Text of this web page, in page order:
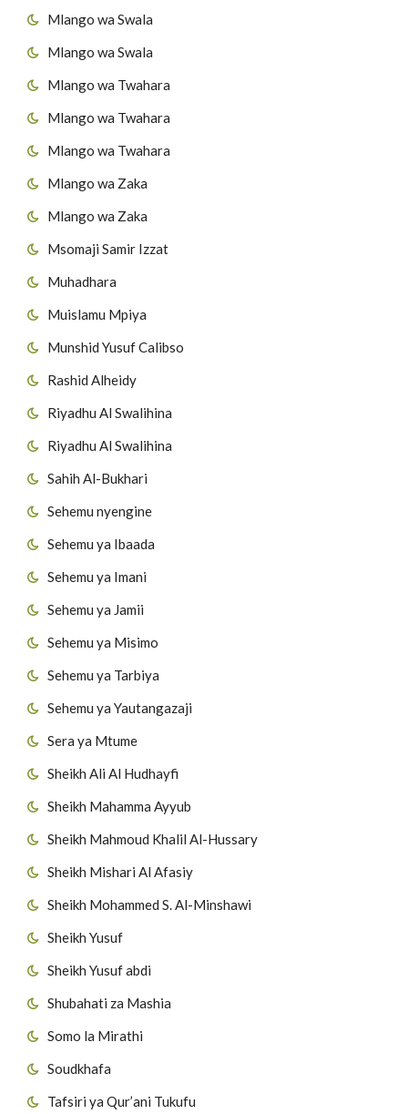
Mlango wa Swala
Mlango wa Swala
Mlango wa Twahara
Mlango wa Twahara
Mlango wa Twahara
Mlango wa Zaka
Mlango wa Zaka
Msomaji Samir Izzat
Muhadhara
Muislamu Mpiya
Munshid Yusuf Calibso
Rashid Alheidy
Riyadhu Al Swalihina
Riyadhu Al Swalihina
Sahih Al-Bukhari
Sehemu nyengine
Sehemu ya Ibaada
Sehemu ya Imani
Sehemu ya Jamii
Sehemu ya Misimo
Sehemu ya Tarbiya
Sehemu ya Yautangazaji
Sera ya Mtume
Sheikh Ali Al Hudhayfi
Sheikh Mahamma Ayyub
Sheikh Mahmoud Khalil Al-Hussary
Sheikh Mishari Al Afasiy
Sheikh Mohammed S. Al-Minshawi
Sheikh Yusuf
Sheikh Yusuf abdi
Shubahati za Mashia
Somo la Mirathi
Soudkhafa
Tafsiri ya Qur’ani Tukufu